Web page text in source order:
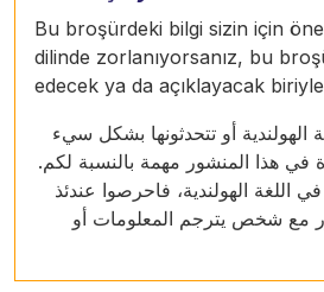
Bu broşürdeki bilgi sizin için
dilinde zorlanıyorsanız, bu
edecek ya da açıklayacak
الهولندية أو تتحدثونها بشكل سيء
في هذا المنشور مهمة بالنسبة لكم.
اللغة الهولندية، فاحرصوا عندئذ
مع شخص يترجم المعلومات أو